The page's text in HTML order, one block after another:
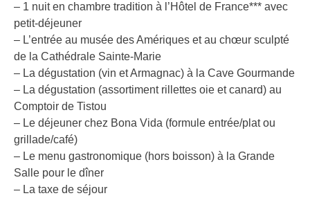
– 1 nuit en chambre tradition à l’Hôtel de France*** avec
petit-déjeuner
– L’entrée au musée des Amériques et au chœur sculpté
de la Cathédrale Sainte-Marie
– La dégustation (vin et Armagnac) à la Cave Gourmande
– La dégustation (assortiment rillettes oie et canard) au
Comptoir de Tistou
– Le déjeuner chez Bona Vida (formule entrée/plat ou
grillade/café)
– Le menu gastronomique (hors boisson) à la Grande
Salle pour le dîner
– La taxe de séjour